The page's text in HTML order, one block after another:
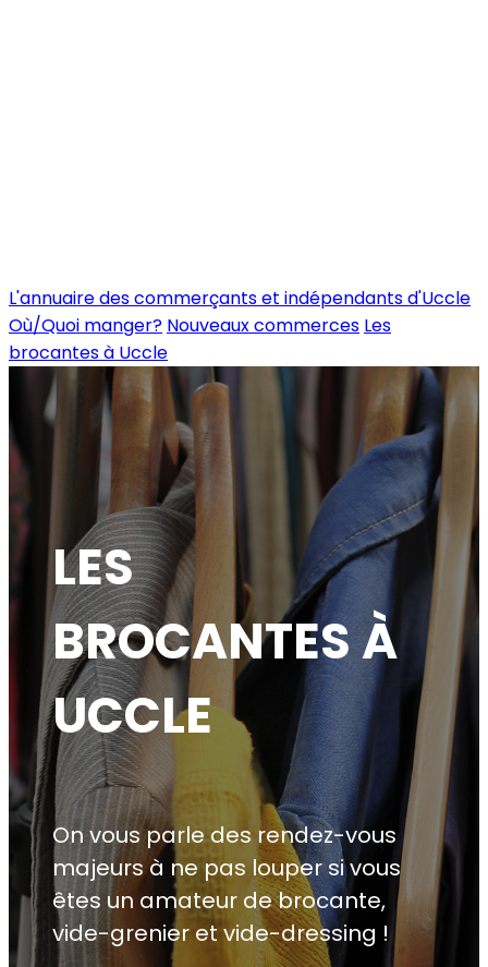
L'annuaire des commerçants et indépendants d'Uccle
Où/Quoi manger? Nouveaux commerces Les
brocantes à Uccle
LES
BROCANTES À
UCCLE
On vous parle des rendez-vous
majeurs à ne pas louper si vous
êtes un amateur de brocante,
vide-grenier et vide-dressing !